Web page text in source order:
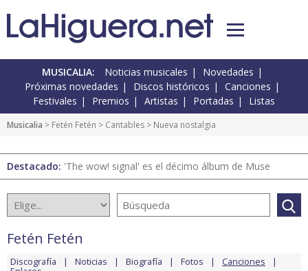
MUSICALIA: Noticias musicales
Novedades
Próximas novedades
Discos históricos
Canciones
Festivales
Premios Artistas Portadas Listas
Musicalia > Fetén Fetén > Cantables > Nueva nostalgia
Destacado: 'The wow! signal' es el décimo álbum de Muse
Fetén Fetén
Discografía Noticias Biografía Fotos Canciones